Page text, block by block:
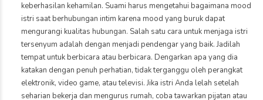
keberhasilan kehamilan. Suami harus mengetahui bagaimana mood
istri saat berhubungan intim karena mood yang buruk dapat
mengurangi kualitas hubungan. Salah satu cara untuk menjaga istri
tersenyum adalah dengan menjadi pendengar yang baik. Jadilah
tempat untuk berbicara atau berbicara. Dengarkan apa yang dia
katakan dengan penuh perhatian, tidak terganggu oleh perangkat
elektronik, video game, atau televisi. Jika istri Anda lelah setelah
seharian bekerja dan mengurus rumah, coba tawarkan pijatan atau